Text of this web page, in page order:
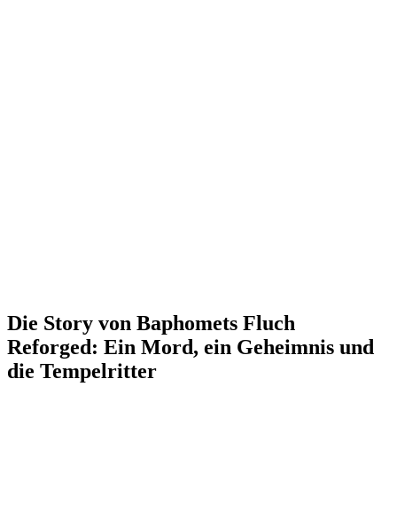
Die Story von Baphomets Fluch
Reforged: Ein Mord, ein Geheimnis und
die Tempelritter